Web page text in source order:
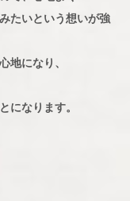
たいという想いが強
地になり、
になります。